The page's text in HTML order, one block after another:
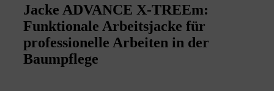
Jacke ADVANCE X-TREEm:
Funktionale Arbeitsjacke für
professionelle Arbeiten in der
Baumpflege